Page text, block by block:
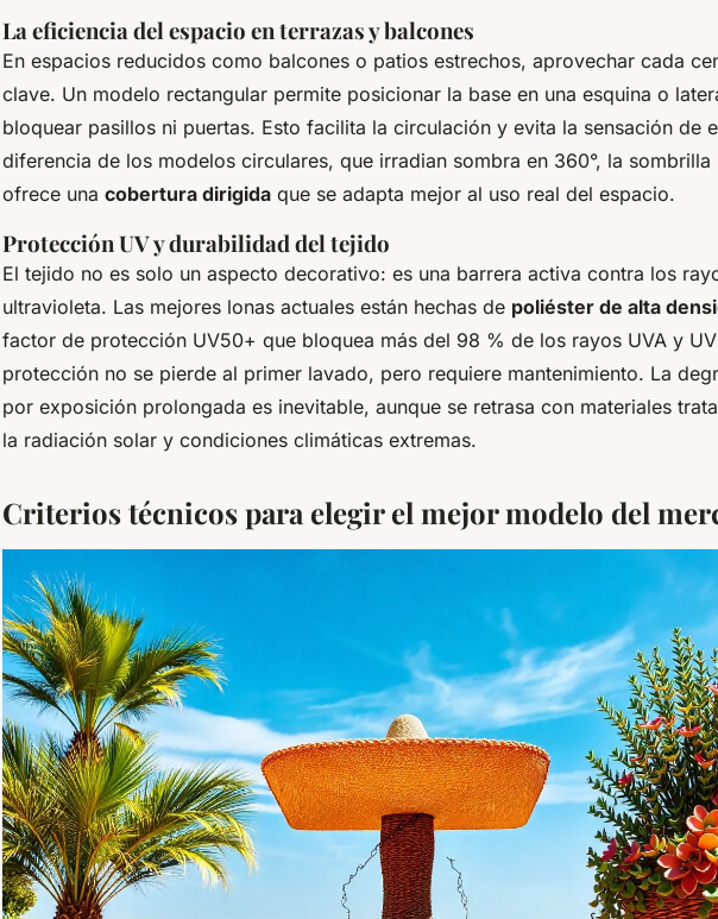
La eficiencia del espacio en terrazas y balcones
En espacios reducidos como balcones o patios estrechos, aprovechar cada
clave. Un modelo rectangular permite posicionar la base en una esquina o
bloquear pasillos ni puertas. Esto facilita la circulación y evita la sensación de
diferencia de los modelos circulares, que irradian sombra en 360°, la sombrilla
ofrece una cobertura dirigida que se adapta mejor al uso real del espacio.
Protección UV y durabilidad del tejido
El tejido no es solo un aspecto decorativo: es una barrera activa contra los
ultravioleta. Las mejores lonas actuales están hechas de poliéster de alta
factor de protección UV50+ que bloquea más del 98 % de los rayos UVA y
protección no se pierde al primer lavado, pero requiere mantenimiento. La
por exposición prolongada es inevitable, aunque se retrasa con materiales
la radiación solar y condiciones climáticas extremas.
Criterios técnicos para elegir el mejor modelo del